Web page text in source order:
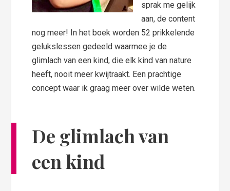
sprak me gelijk
aan, de content
nog meer! In het boek worden 52 prikkelende
gelukslessen gedeeld waarmee je de
glimlach van een kind, die elk kind van nature
heeft, nooit meer kwijtraakt. Een prachtige
concept waar ik graag meer over wilde weten.
De glimlach van
een kind